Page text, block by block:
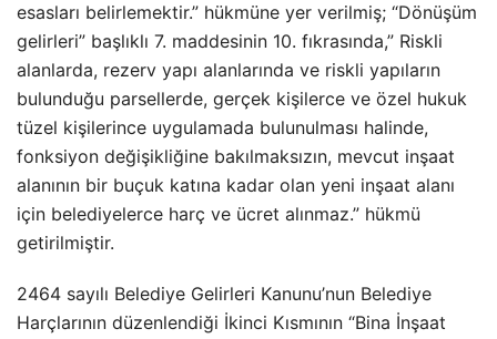
esasları belirlemektir.” hükmüne yer verilmiş; “Dönüşüm
gelirleri” başlıklı 7. maddesinin 10. fıkrasında,” Riskli
alanlarda, rezerv yapı alanlarında ve riskli yapıların
bulunduğu parsellerde, gerçek kişilerce ve özel hukuk
tüzel kişilerince uygulamada bulunulması halinde,
fonksiyon değişikliğine bakılmaksızın, mevcut inşaat
alanının bir buçuk katına kadar olan yeni inşaat alanı
için belediyelerce harç ve ücret alınmaz.” hükmü
getirilmiştir.
2464 sayılı Belediye Gelirleri Kanunu’nun Belediye
Harçlarının düzenlendiği İkinci Kısmının “Bina İnşaat